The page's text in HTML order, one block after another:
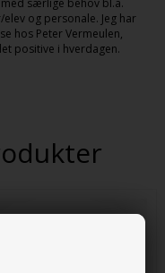
særlige behov bl.a.
og personale. Jeg har
hos Peter Vermeulen,
positive i hverdagen.